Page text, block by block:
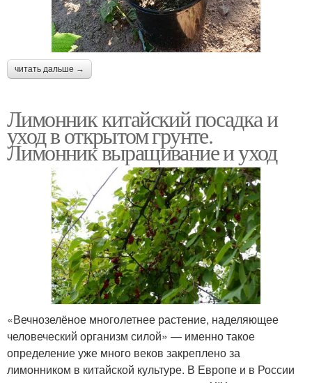
читать дальше →
Лимонник китайский посадка и
уход в открытом грунте.
Лимонник выращивание и уход
«Вечнозелёное многолетнее растение, наделяющее
человеческий организм силой» — именно такое
определение уже много веков закреплено за
лимонником в китайской культуре. В Европе и в России